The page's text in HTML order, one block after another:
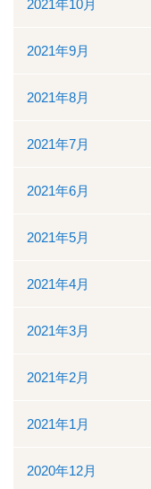
2021年10月
2021年9月
2021年8月
2021年7月
2021年6月
2021年5月
2021年4月
2021年3月
2021年2月
2021年1月
2020年12月